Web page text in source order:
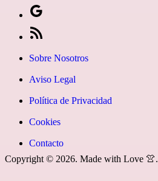
Copyright © 2026. Made with Love 👚.
instagram»]
fa-
youtube»]
Google
News
icon
icon=»fa
fa-
rss»]
Sobre Nosotros
Aviso Legal
Política de Privacidad
Cookies
Contacto